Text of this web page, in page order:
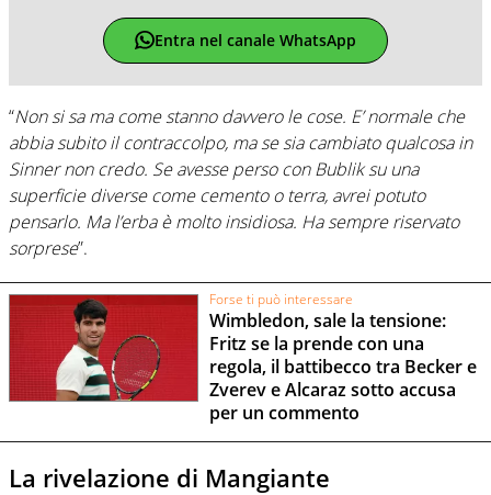
Entra nel canale WhatsApp
“Non si sa ma come stanno davvero le cose. E’ normale che
abbia subito il contraccolpo, ma se sia cambiato qualcosa in
Sinner non credo. Se avesse perso con Bublik su una
superficie diverse come cemento o terra, avrei potuto
pensarlo. Ma l’erba è molto insidiosa. Ha sempre riservato
sorprese”.
Forse ti può interessare
Wimbledon, sale la tensione:
Fritz se la prende con una
regola, il battibecco tra Becker e
Zverev e Alcaraz sotto accusa
per un commento
La rivelazione di Mangiante